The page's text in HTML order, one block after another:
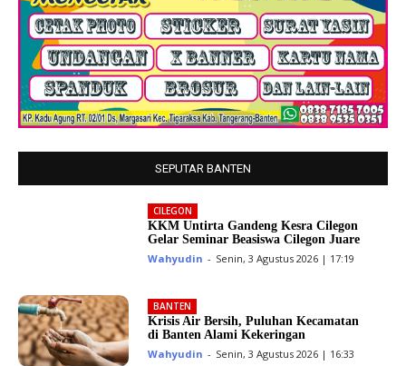
SEPUTAR BANTEN
CILEGON
KKM Untirta Gandeng Kesra Cilegon
Gelar Seminar Beasiswa Cilegon Juare
Wahyudin - Senin, 3 Agustus 2026 | 17:19
BANTEN
Krisis Air Bersih, Puluhan Kecamatan
di Banten Alami Kekeringan
Wahyudin - Senin, 3 Agustus 2026 | 16:33